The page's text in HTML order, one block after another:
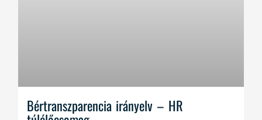
Bértranszparencia irányelv – HR